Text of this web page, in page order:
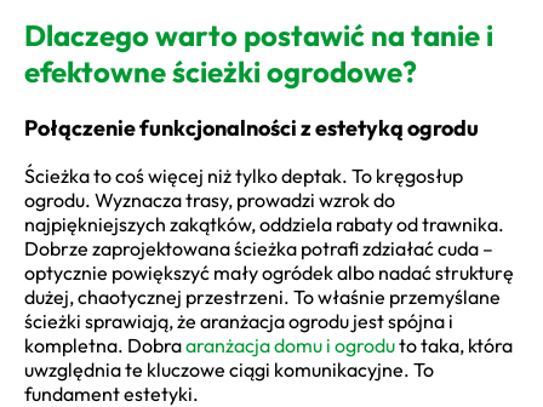
Dlaczego warto postawić na tanie i
efektowne ścieżki ogrodowe?
Połączenie funkcjonalności z estetyką ogrodu
Ścieżka to coś więcej niż tylko deptak. To kręgosłup
ogrodu. Wyznacza trasy, prowadzi wzrok do
najpiękniejszych zakątków, oddziela rabaty od trawnika.
Dobrze zaprojektowana ścieżka potrafi zdziałać cuda –
optycznie powiększyć mały ogródek albo nadać strukturę
dużej, chaotycznej przestrzeni. To właśnie przemyślane
ścieżki sprawiają, że aranżacja ogrodu jest spójna i
kompletna. Dobraaranżacja domu i ogroduto taka, która
uwzględnia te kluczowe ciągi komunikacyjne. To
fundament estetyki.